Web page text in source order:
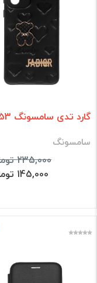
گارد تدی سامسونگ A53
سامسونگ
235,000 تومان
145,000 تومان